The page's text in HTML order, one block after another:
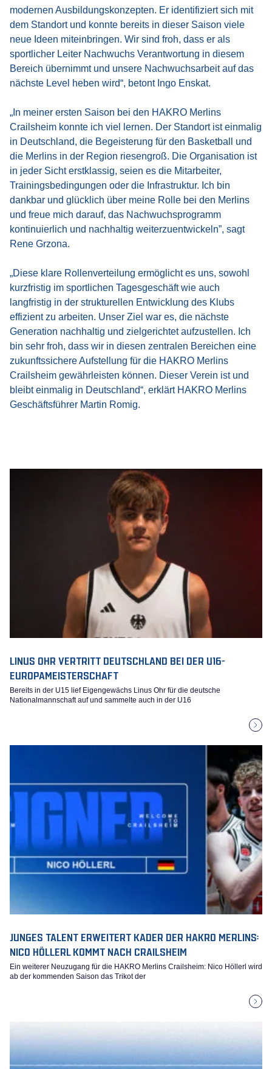
modernen Ausbildungskonzepten. Er identifiziert sich mit
dem Standort und konnte bereits in dieser Saison viele
neue Ideen miteinbringen. Wir sind froh, dass er als
sportlicher Leiter Nachwuchs Verantwortung in diesem
Bereich übernimmt und unsere Nachwuchsarbeit auf das
nächste Level heben wird“, betont Ingo Enskat.
„In meiner ersten Saison bei den HAKRO Merlins
Crailsheim konnte ich viel lernen. Der Standort ist einmalig
in Deutschland, die Begeisterung für den Basketball und
die Merlins in der Region riesengroß. Die Organisation ist
in jeder Sicht erstklassig, seien es die Mitarbeiter,
Trainingsbedingungen oder die Infrastruktur. Ich bin
dankbar und glücklich über meine Rolle bei den Merlins
und freue mich darauf, das Nachwuchsprogramm
kontinuierlich und nachhaltig weiterzuentwickeln”, sagt
Rene Grzona.
„Diese klare Rollenverteilung ermöglicht es uns, sowohl
kurzfristig im sportlichen Tagesgeschäft wie auch
langfristig in der strukturellen Entwicklung des Klubs
effizient zu arbeiten. Unser Ziel war es, die nächste
Generation nachhaltig und zielgerichtet aufzustellen. Ich
bin sehr froh, dass wir in diesen zentralen Bereichen eine
zukunftssichere Aufstellung für die HAKRO Merlins
Crailsheim gewährleisten können. Dieser Verein ist und
bleibt einmalig in Deutschland“, erklärt HAKRO Merlins
Geschäftsführer Martin Romig.
LINUS OHR VERTRITT DEUTSCHLAND BEI DER U16-
EUROPAMEISTERSCHAFT
Bereits in der U15 lief Eigengewächs Linus Ohr für die deutsche
Nationalmannschaft auf und sammelte auch in der U16
JUNGES TALENT ERWEITERT KADER DER HAKRO MERLINS:
NICO HÖLLERL KOMMT NACH CRAILSHEIM
Ein weiterer Neuzugang für die HAKRO Merlins Crailsheim: Nico Höllerl wird
ab der kommenden Saison das Trikot der